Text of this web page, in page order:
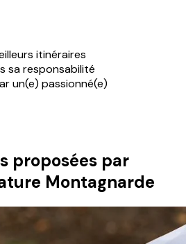
itinéraires
sa responsabilité
un(e) passionné(e)
proposées par
Montagnarde